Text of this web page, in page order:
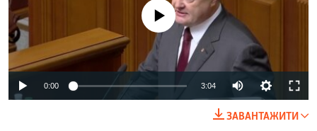
No media source currently available
0:00 3:04
ЗАВАНТАЖИТИ